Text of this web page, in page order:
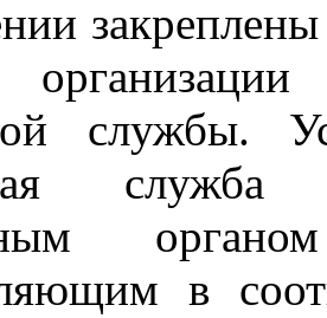
службы.
служба
в